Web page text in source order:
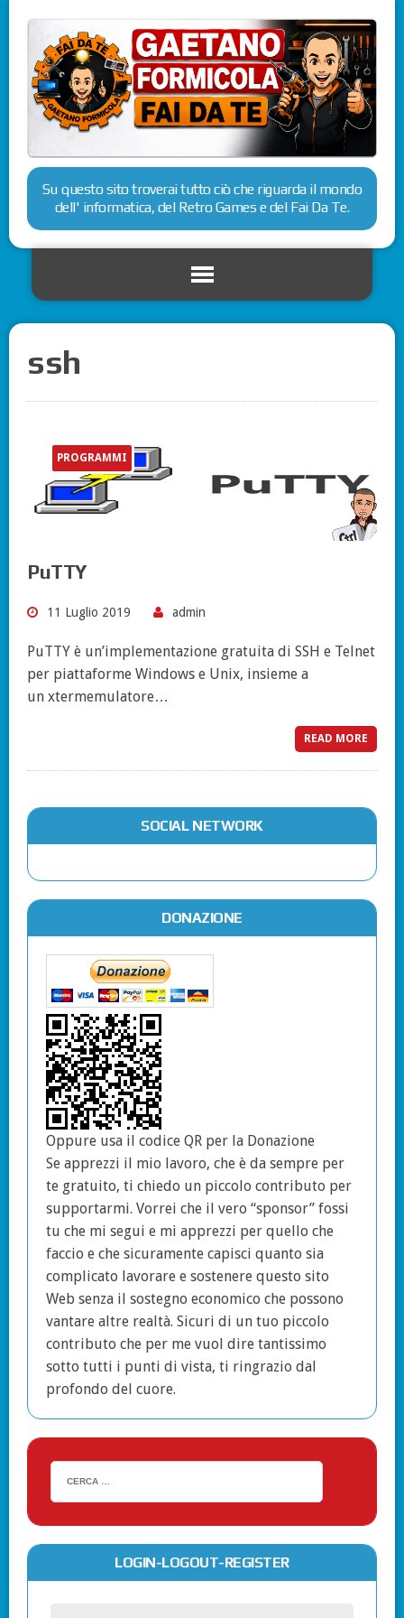
Su questo sito troverai tutto ciò che riguarda il mondo
dell' informatica, del Retro Games e del Fai Da Te.
ssh
PROGRAMMI
PuTTY
11 Luglio 2019 admin
PuTTY è un’implementazione gratuita di SSH e Telnet
per piattaforme Windows e Unix, insieme a
un xtermemulatore…
READ MORE
SOCIAL NETWORK
DONAZIONE
Oppure usa il codice QR per la Donazione
Se apprezzi il mio lavoro, che è da sempre per
te gratuito, ti chiedo un piccolo contributo per
supportarmi. Vorrei che il vero “sponsor” fossi
tu che mi segui e mi apprezzi per quello che
faccio e che sicuramente capisci quanto sia
complicato lavorare e sostenere questo sito
Web senza il sostegno economico che possono
vantare altre realtà. Sicuri di un tuo piccolo
contributo che per me vuol dire tantissimo
sotto tutti i punti di vista, ti ringrazio dal
profondo del cuore.
LOGIN-LOGOUT-REGISTER